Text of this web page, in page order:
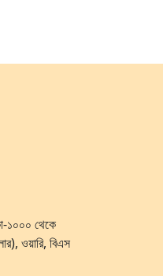
১০০০ থেকে
ওয়ারি, বিএস